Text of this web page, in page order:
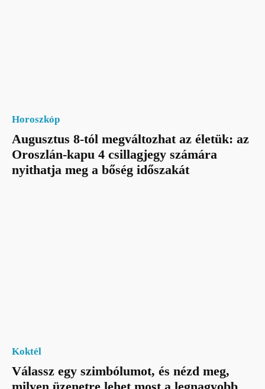
Horoszkóp
Augusztus 8-tól megváltozhat az életük: az
Oroszlán-kapu 4 csillagjegy számára
nyithatja meg a bőség időszakát
Koktél
Válassz egy szimbólumot, és nézd meg,